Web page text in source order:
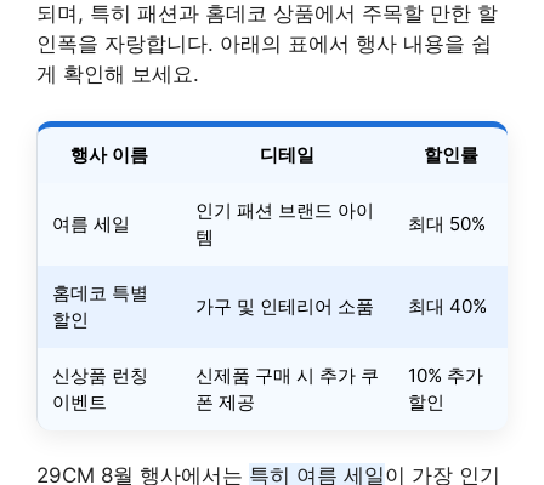
되며, 특히 패션과 홈데코 상품에서 주목할 만한 할
인폭을 자랑합니다. 아래의 표에서 행사 내용을 쉽
게 확인해 보세요.
행사 이름 디테일 할인률
여름 세일
인기 패션 브랜드 아이
템
최대 50%
홈데코 특별
할인
가구 및 인테리어 소품 최대 40%
신상품 런칭
이벤트
신제품 구매 시 추가 쿠
폰 제공
10% 추가
할인
29CM 8월 행사에서는 특히 여름 세일이 가장 인기